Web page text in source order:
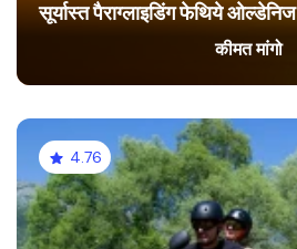
सूर्यास्त पैराग्लाइडिंग फेथिये ओल्डेनिज
कीमत मांगो
4.76